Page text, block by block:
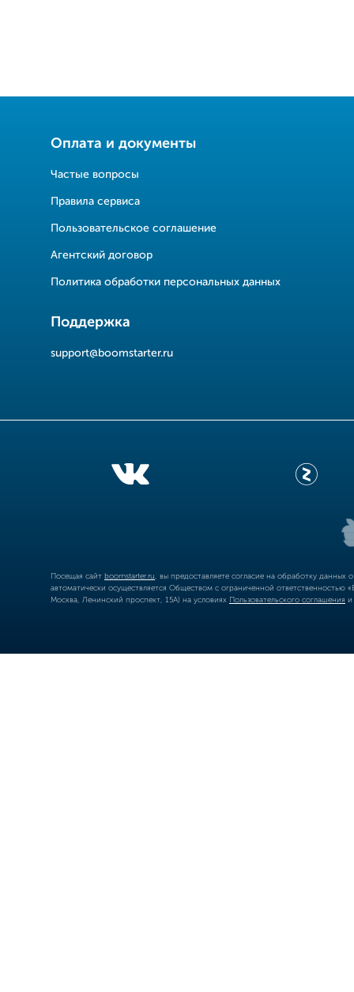
Оплата и документы
Частые вопросы
Правила сервиса
Пользовательское соглашение
Агентский договор
Политика обработки персональных данных
Поддержка
support@boomstarter.ru
Посещая сайт boomstarter.ru , вы предоставляете согласие на обработку
автоматически осуществляется Обществом с ограниченной
Москва, Ленинский проспект, 15А) на условиях Пользовательского соглашения и